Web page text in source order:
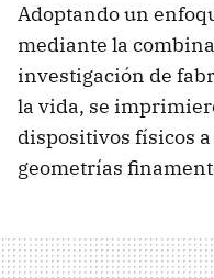
Adoptando un
mediante la
investigación de
la vida, se
dispositivos físicos
geometrías